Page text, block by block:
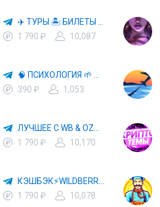
1 790 ₽
10,087
390 ₽
1,053
1 790 ₽
10,170
1 790 ₽
10,078